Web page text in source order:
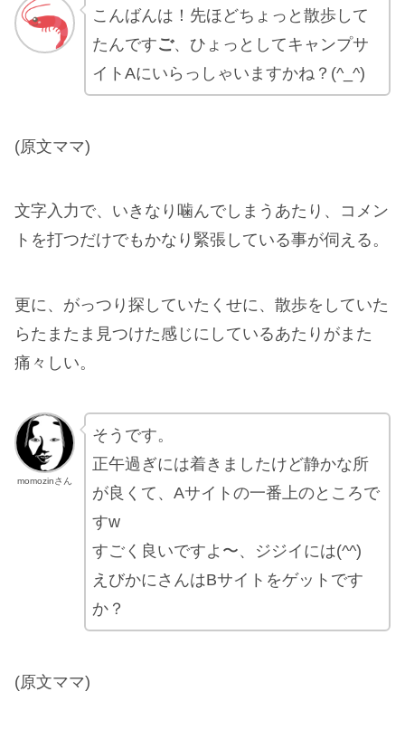
こんばんは！先ほどちょっと散歩して
たんですご、ひょっとしてキャンプサ
イトAにいらっしゃいますかね？(^_^)
(原文ママ)
文字入力で、いきなり噛んでしまうあたり、コメン
トを打つだけでもかなり緊張している事が伺える。
更に、がっつり探していたくせに、散歩をしていた
らたまたま見つけた感じにしているあたりがまた
痛々しい。
momozinさん
そうです。
正午過ぎには着きましたけど静かな所
が良くて、Aサイトの一番上のところで
すw
すごく良いですよ〜、ジジイには(^^)
えびかにさんはBサイトをゲットです
か？
(原文ママ)